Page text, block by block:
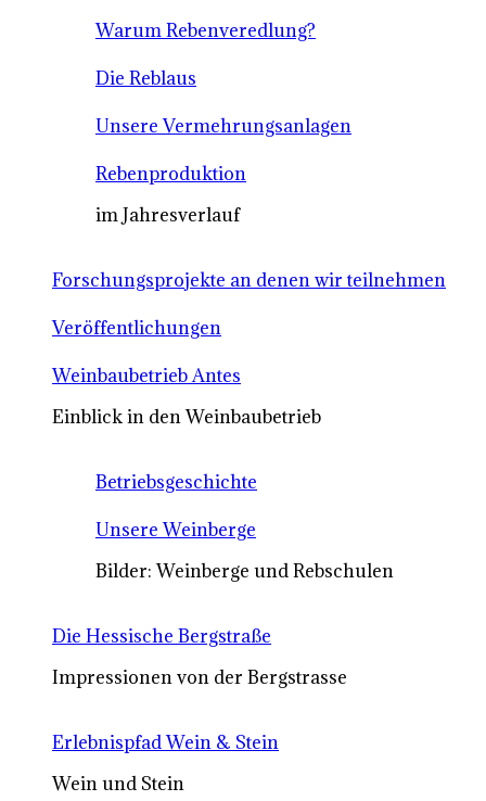
Warum Rebenveredlung?
Die Reblaus
Unsere Vermehrungsanlagen
Rebenproduktion
im Jahresverlauf
Forschungsprojekte an denen wir teilnehmen
Veröffentlichungen
Weinbaubetrieb Antes
Einblick in den Weinbaubetrieb
Betriebsgeschichte
Unsere Weinberge
Bilder: Weinberge und Rebschulen
Die Hessische Bergstraße
Impressionen von der Bergstrasse
Erlebnispfad Wein & Stein
Wein und Stein